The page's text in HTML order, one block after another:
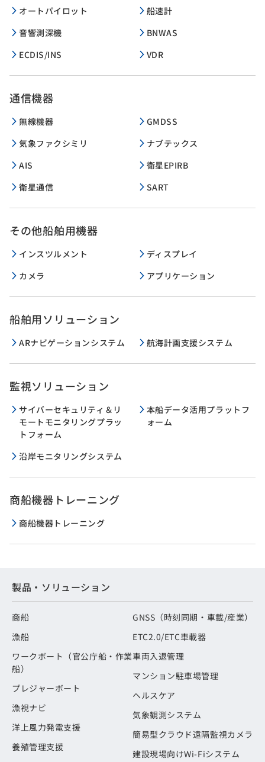
オートパイロット
船速計
音響測深機
BNWAS
ECDIS/INS
VDR
通信機器
無線機器
GMDSS
気象ファクシミリ
ナブテックス
AIS
衛星EPIRB
衛星通信
SART
その他船舶用機器
インスツルメント
ディスプレイ
カメラ
アプリケーション
船舶用ソリューション
ARナビゲーションシステム 航海計画支援システム
監視ソリューション
サイバーセキュリティ＆リ
モートモニタリングプラッ
トフォーム
本船データ活用プラットフ
ォーム
沿岸モニタリングシステム
商船機器トレーニング
商船機器トレーニング
製品・ソリューション
商船
漁船
ワークボート（官公庁船・作業
船）
プレジャーボート
漁視ナビ
洋上風力発電支援
養殖管理支援
GNSS（時刻同期・車載/産業）
ETC2.0/ETC車載器
車両入退管理
マンション駐車場管理
ヘルスケア
気象観測システム
簡易型クラウド遠隔監視カメラ
建設現場向けWi-Fiシステム